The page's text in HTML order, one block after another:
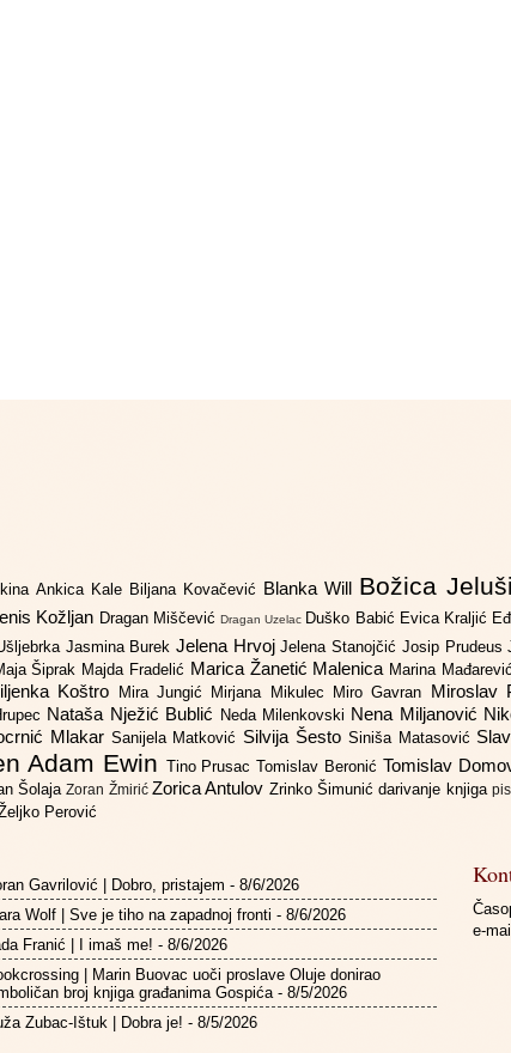
Ankica Kale Biljana Kovačević Blanka Will Božica
Kožljan Dragan MiščevićDragan Uzelac Duško Babić Evica Kraljić
Jasmina BurekJelena HrvojJelena Stanojčić Josip Prudeus
Šiprak Majda Fradelić Marica Žanetić Malenica Marina Mađarević
Koštro Mira Jungić Mirjana Mikulec Miro Gavran Miroslav
Nataša Nježić Bublić Neda Milenkovski Nena Miljanović
Mlakar Sanijela Matković Silvija Šesto Siniša Matasović
Adam Ewin Tino PrusacTomislav Beronić Tomislav
ŠolajaZoran ŽmirićZorica Antulov Zrinko Šimunićdarivanje knjiga
Perović
Gavrilović | Dobro, pristajem - 8/6/2026
Wolf | Sve je tiho na zapadnoj fronti - 8/6/2026
Franić | I imaš me! - 8/6/2026
| Marin Buovac uoči proslave Oluje donirao
broj knjiga građanima Gospića- 8/5/2026
Zubac-Ištuk | Dobra je! - 8/5/2026
e-